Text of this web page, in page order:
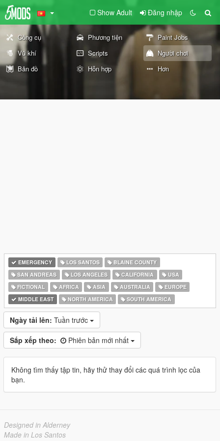
Show Adult Đăng nhập
Công cụ Phương tiện
Paint Jobs
Vũ khí
Scripts
Người chơi
Bản đồ
Hỗn hợp Hơn
EMERGENCY LOS SANTOS
BLAINE COUNTY
SAN ANDREAS
LOS ANGELES CALIFORNIA
USA
FICTIONAL
AFRICA ASIA AUSTRALIA
EUROPE
MIDDLE EAST
NORTH AMERICA SOUTH AMERICA
Ngày tải lên: Tuần trước
Sắp xếp theo: Phiên bản mới nhất
Không tìm thấy tập tin, hãy thử thay đổi các quá trình lọc của
bạn.
Designed in Alderney
Made in Los Santos